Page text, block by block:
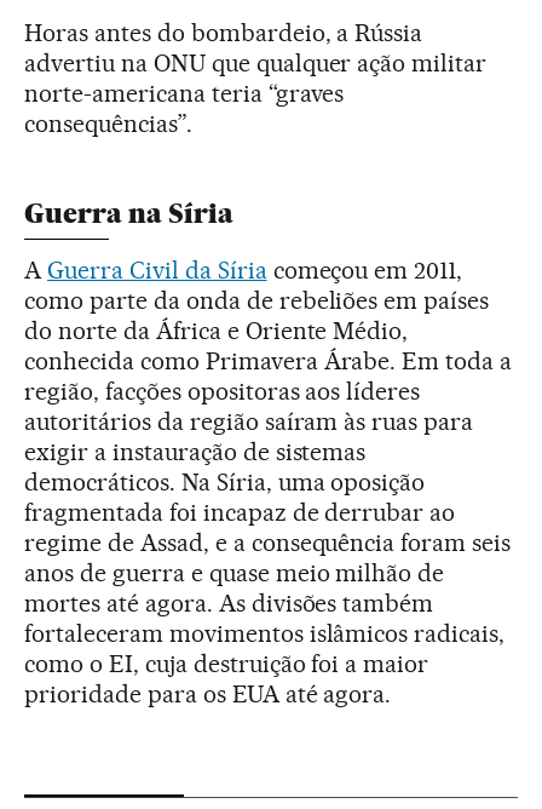
Horas antes do bombardeio, a Rússia
advertiu na ONU que qualquer ação militar
norte-americana teria “graves
consequências”.
Guerra na Síria
AGuerra Civil da Síriacomeçou em 2011,
como parte da onda de rebeliões em países
do norte da África e Oriente Médio,
conhecida como Primavera Árabe. Em toda a
região, facções opositoras aos líderes
autoritários da região saíram às ruas para
exigir a instauração de sistemas
democráticos. Na Síria, uma oposição
fragmentada foi incapaz de derrubar ao
regime de Assad, e a consequência foram seis
anos de guerra e quase meio milhão de
mortes até agora. As divisões também
fortaleceram movimentos islâmicos radicais,
como o EI, cuja destruição foi a maior
prioridade para os EUA até agora.